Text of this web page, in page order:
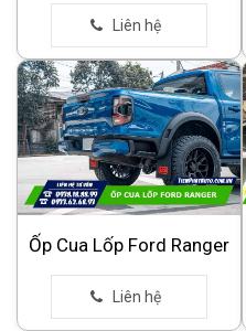
Ốp Cua Lốp Ford Ranger